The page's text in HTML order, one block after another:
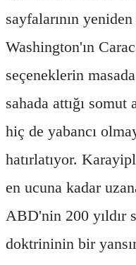
sayfalarının
Washington'ın
seçeneklerin
sahada attığı
hiç de yabancı
hatırlatıyor.
en ucuna kadar
ABD'nin 200 yıldır
doktrininin bir